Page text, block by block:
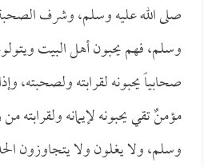
صلى الله عليه وسلم، وشرف
وسلم، فهم يحبون أهل البيت
صحابياً يحبونه لقرابته ولصحبته،
مؤمنٌ تقي يحبونه لإيمانه ولقرابته
وسلم، ولا يغلون ولا يتجاوزون